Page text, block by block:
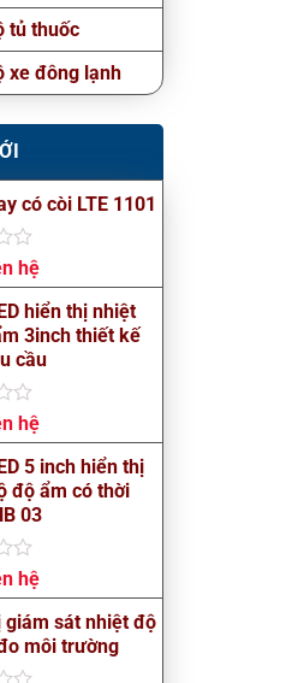
tủ thuốc
xe đông lạnh
có còi LTE 1101
hệ
hiển thị nhiệt
3inch thiết kế
cầu
hệ
5 inch hiển thị
độ ẩm có thời
03
hệ
giám sát nhiệt độ
môi trường